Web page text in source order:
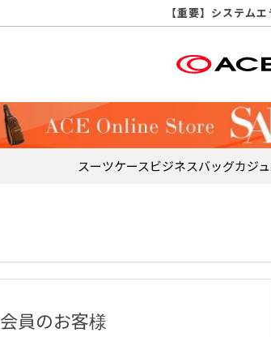
【重要】システム
【重要】8/11（火・祝
【重要】令和８年熊
【重要】納品書・領収
【重要】天候不良や交通状
【重要】悪質
【重要】各種メ
【重要】お問
【重要】SNSの
スーツケースビジネスバッグカジ
会員のお客様